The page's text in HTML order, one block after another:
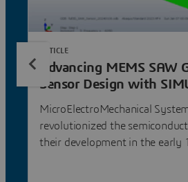
Advancing MEMS SAW
Sensor Design with
and CST Studio Suite
MicroElectroMechanical
revolutionized the
their development in the early
ARTICLE